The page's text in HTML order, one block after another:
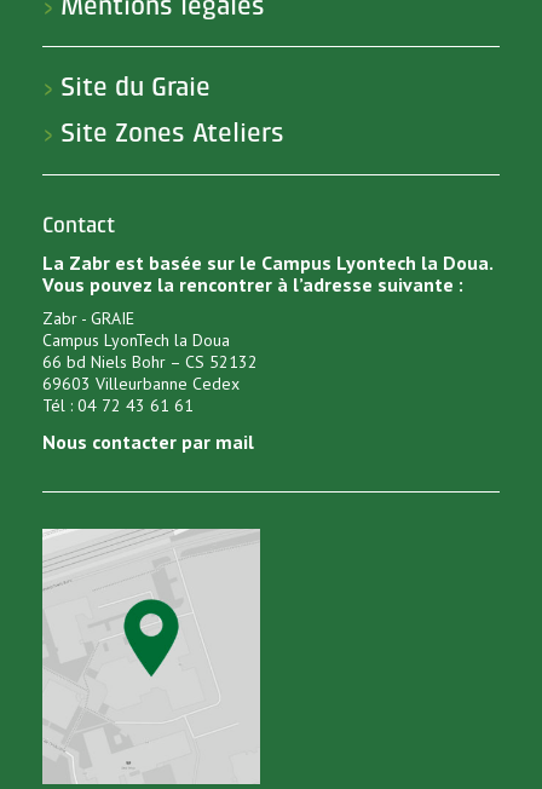
>
> Site du Graie
> Site Zones Ateliers
Contact
La Zabr est basée sur le Campus Lyontech la Doua.
Vous pouvez la rencontrer à l’adresse suivante :
Zabr - GRAIE
Campus LyonTech la Doua
66 bd Niels Bohr – CS 52132
69603 Villeurbanne Cedex
Tél : 04 72 43 61 61
Nous contacter par mail